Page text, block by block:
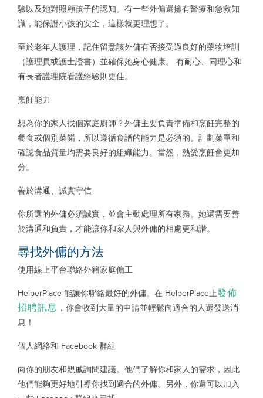
驗以及她對照顧孩子的認知。有一些外傭還擁有醫療和急救知
識，能保證小孩的安全，這樣就更理想了。
至於老年人護理，記住留意該外傭有否接受過良好的藥物培訓
（護理員或護士證書）並確保她身心健康。 有耐心、同理心和
有長者護理院看護經驗則更佳。
烹飪能力
想為你的家人找個家庭廚師？外傭主要負責準備和烹飪完整的
餐食或個別菜餚，所以遵循食譜的能力是必須的。計劃菜單和
確認食品質量均需要良好的組織能力。當然，熱愛烹飪會更加
分。
善於溝通、誠實守信
你所選的外傭必須誠實，並會主動處理所有家務。她還需要善
於溝通和負責，才能讓你和家人與外傭的相處更和諧。
尋找外傭的方法
使用線上平台聯絡外籍家庭傭工
HelperPlace 能讓你聯絡最好的外傭。在 HelperPlace上發佈
招聘訊息 ，你會收到大量的申請並輕鬆向適合的人選發送消
息！
個人網絡和 Facebook 群組
向你的朋友和親戚詢問建議。他們了解你和家人的需求，因此
他們能夠更好地引導你找到適合的外傭。另外，你還可以加入